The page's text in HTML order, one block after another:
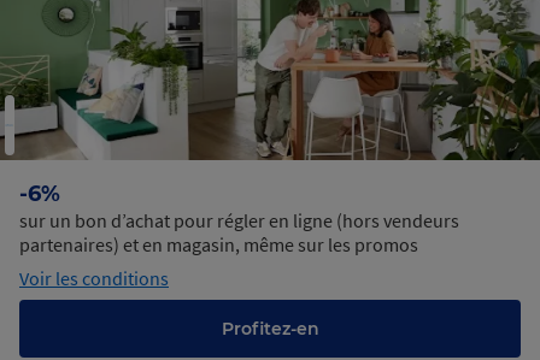
-6%
sur un bon d’achat pour régler en ligne (hors vendeurs
partenaires) et en magasin, même sur les promos
Voir les conditions
Profitez-en